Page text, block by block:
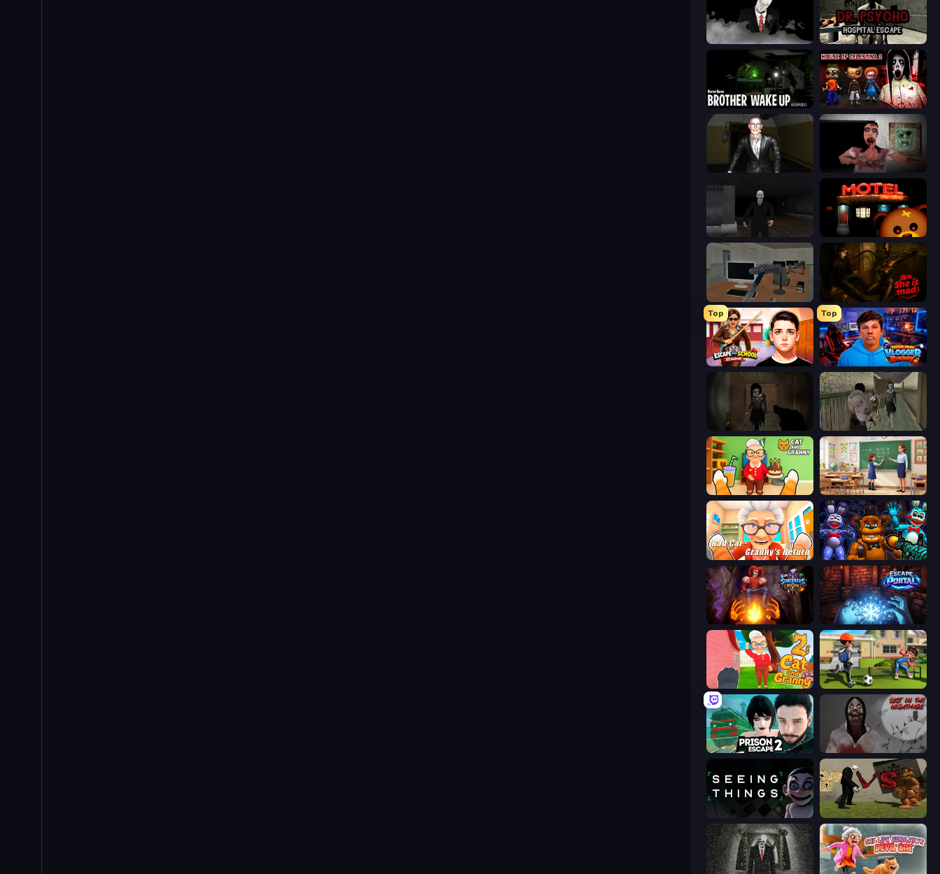
The Dawn of Slenderman Dr. Psycho: Hospital Escape
Brother Wake Up House of Celestina: Chapter Two
Case: Smile 2 Silent House
Case: Smile Bear Haven
Office Horror Story She is Mad
Top
Escape from School: Runaway
Top
Escape from Vlogger: Runaway
Jeff the Killer vs Slendrina
Cat and Granny High School Teacher Simulator
Bad Cat - Granny's Return FNaF Shooter
Sorcerers Refuge Escape Portal
Cat and Granny 2 The Prank King
Prison Escape 2 Jeff The Killer: Lost in the Nightmare
Seeing Things Slenderman VS Freddy The Fazbear